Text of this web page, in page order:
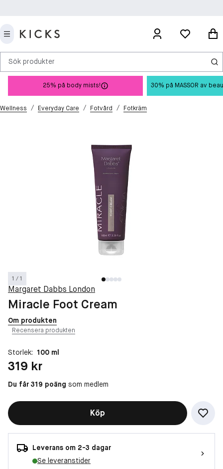
Sök produkter
25% på body mists! 30% på MASSOR av
Wellness / Everyday Care / Fotvård / Fotkräm
1 / 1
Margaret Dabbs London
Miracle Foot Cream
Om produkten
Recensera produkten
Storlek: 100 ml
Pris: 319 kr
319 kr
Du får 319 poäng som medlem
Köp
Leverans om 2-3 dagar
Se leveranstider